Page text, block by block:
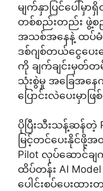
မျက်နှာပြင်ပေ
တစ်စည်းတည်း ဖွဲ့စည်
အသစ်အနေနဲ့ ထပ်မံ
ဒစ်ဂျစ်တယ်ငွေပေး
ကို ချက်ချင်းမှတ်တ
သုံးစွဲမှု အခြေအနေ
ပြောင်းလဲပေးမှာဖ
ပိုပြီးသီးသန့်ဆန်တဲ့
မြင့်တင်ပေးနိုင်ဖို့
Pilot လုပ်ဆောင်
ထိပ်တန်း AI
ပေါင်းစပ်ပေးထာ